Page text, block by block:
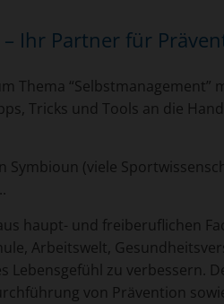
Ihr Partner für
Thema
Tricks und Tools an die
(viele
haupt- und freiberuflichen
Arbeitswelt,
zu verbessern.
von Prävention